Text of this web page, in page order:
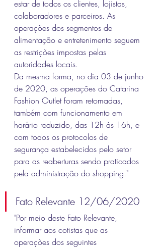
estar de todos os clientes, lojistas,
colaboradores e parceiros. As
operações dos segmentos de
alimentação e entretenimento seguem
as restrições impostas pelas
autoridades locais.
Da mesma forma, no dia 03 de junho
de 2020, as operações do Catarina
Fashion Outlet foram retomadas,
também com funcionamento em
horário reduzido, das 12h às 16h, e
com todos os protocolos de
segurança estabelecidos pelo setor
para as reaberturas sendo praticados
pela administração do shopping."
Fato Relevante 12/06/2020
"Por meio deste Fato Relevante,
informar aos cotistas que as
operações dos seguintes